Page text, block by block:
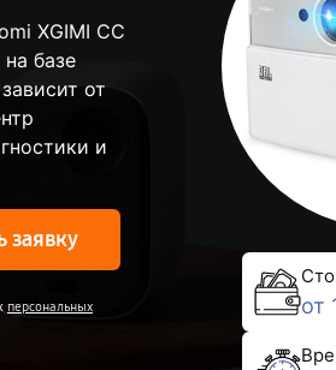
XGIMI CC
базе
от
и
заявку
персональных
от